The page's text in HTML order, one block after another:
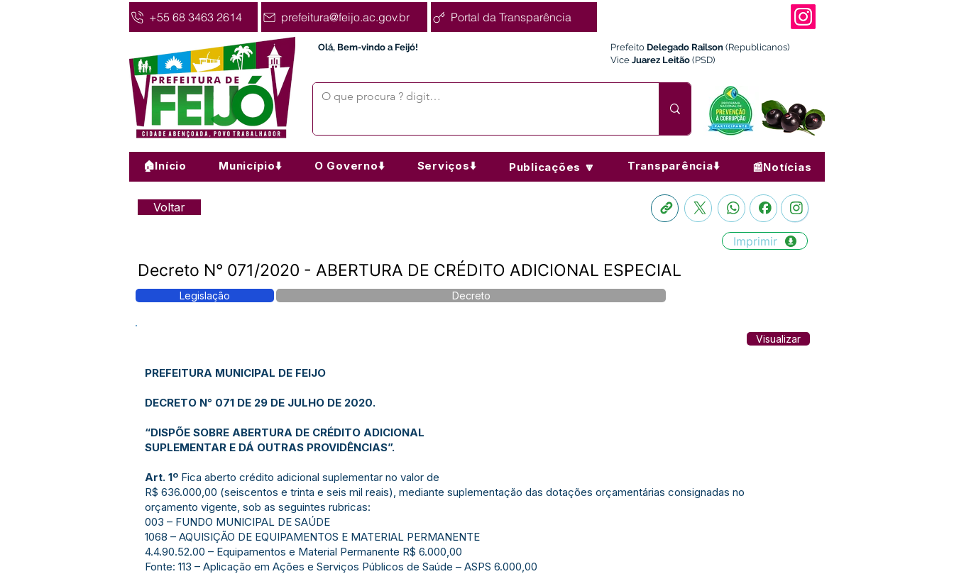
+55 68 3463 2614 prefeitura@feijo.ac.gov.br Portal da Transparência
Olá, Bem-vindo a Feijó! Prefeito Delegado Railson (Republicanos)
Vice Juarez Leitão (PSD)
🏠Início Município⬇️ O Governo⬇️ Serviços⬇️ Publicações 🔽 Transparência⬇️ 📰Notícias
Voltar
Imprimir
Decreto N° 071/2020 - ABERTURA DE CRÉDITO ADICIONAL ESPECIAL
Legislação Decreto
Visualizar
PREFEITURA MUNICIPAL DE FEIJO
DECRETO N° 071 DE 29 DE JULHO DE 2020.
“DISPÕE SOBRE ABERTURA DE CRÉDITO ADICIONAL
SUPLEMENTAR E DÁ OUTRAS PROVIDÊNCIAS”.
Art. 1º Fica aberto crédito adicional suplementar no valor de
R$ 636.000,00 (seiscentos e trinta e seis mil reais), mediante suplementação das dotações orçamentárias consignadas no
orçamento vigente, sob as seguintes rubricas:
003 – FUNDO MUNICIPAL DE SAÚDE
1068 – AQUISIÇÃO DE EQUIPAMENTOS E MATERIAL PERMANENTE
4.4.90.52.00 – Equipamentos e Material Permanente R$ 6.000,00
Fonte: 113 – Aplicação em Ações e Serviços Públicos de Saúde – ASPS 6.000,00